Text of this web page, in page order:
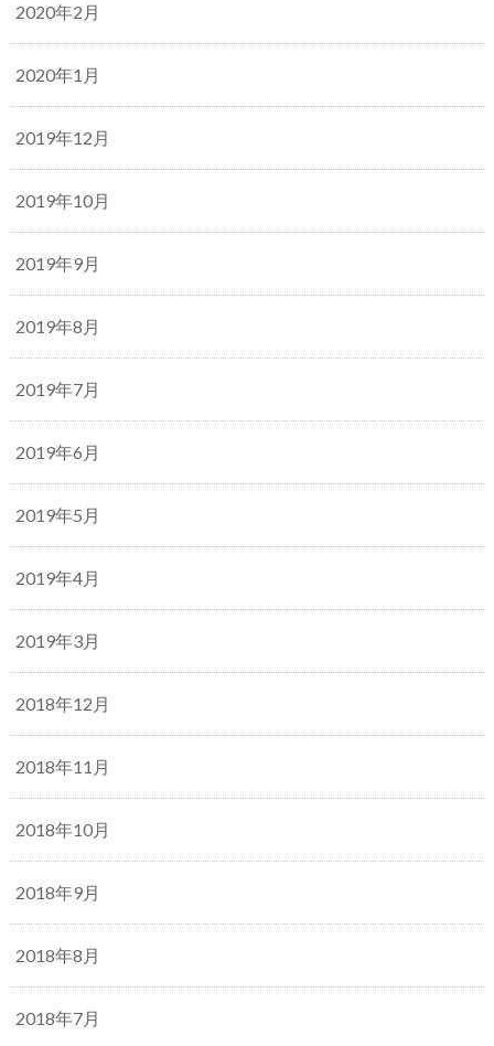
2020年2月
2020年1月
2019年12月
2019年10月
2019年9月
2019年8月
2019年7月
2019年6月
2019年5月
2019年4月
2019年3月
2018年12月
2018年11月
2018年10月
2018年9月
2018年8月
2018年7月